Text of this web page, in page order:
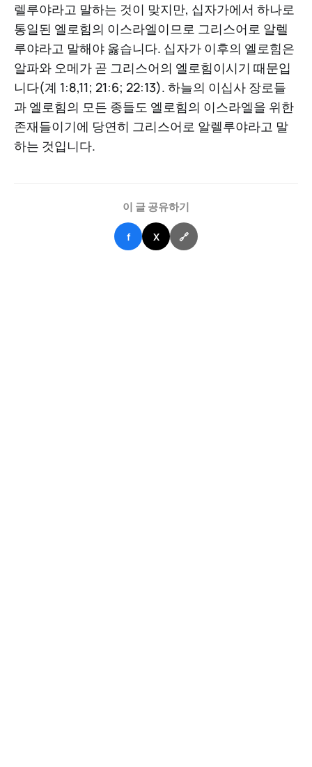
렐루야라고 말하는 것이 맞지만, 십자가에서 하나로
통일된 엘로힘의 이스라엘이므로 그리스어로 알렐
루야라고 말해야 옳습니다. 십자가 이후의 엘로힘은
알파와 오메가 곧 그리스어의 엘로힘이시기 때문입
니다(계 1:8,11; 21:6; 22:13). 하늘의 이십사 장로들
과 엘로힘의 모든 종들도 엘로힘의 이스라엘을 위한
존재들이기에 당연히 그리스어로 알렐루야라고 말
하는 것입니다.
이 글 공유하기
f X 🔗